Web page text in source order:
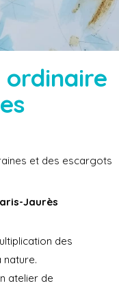
et des escargots
Jaurès
des
nature.
atelier de